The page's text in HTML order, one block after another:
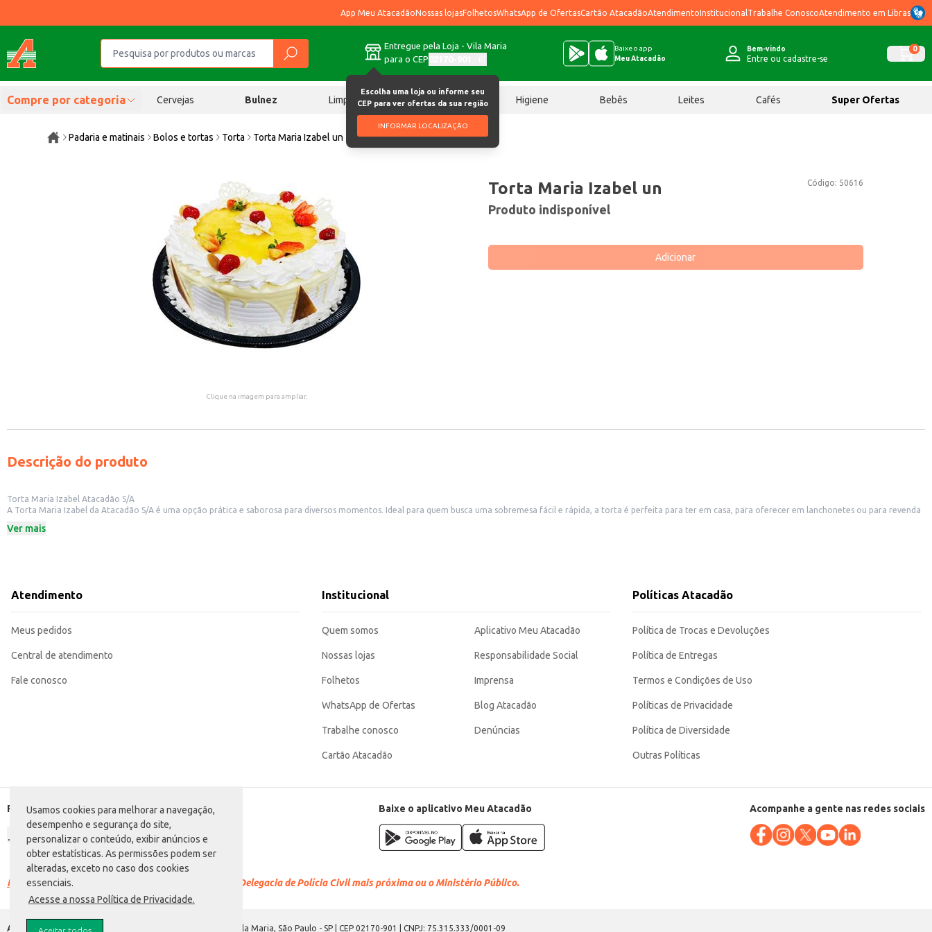
Usamos cookies para melhorar a navegação,
desempenho e segurança do site,
personalizar o conteúdo, exibir anúncios e
obter estatísticas. As permissões podem ser
alteradas, exceto no caso dos cookies
essenciais.
Acesse a nossa Política de Privacidade.
Aceitar todos
App Meu AtacadãoNossas lojasFolhetosWhatsApp de OfertasCartão AtacadãoAtendimentoInstitucional Trabalhe ConoscoAtendimento em Libras
Entregue pela Loja - Vila Maria
para o CEP
Escolha uma loja ou informe seu
CEP para ver ofertas da sua região
INFORMAR LOCALIZAÇÃO
Baixe o app
Meu Atacadão
Bem-vindo
Entre ou cadastre-se
0
Compre por categoria Cervejas Bulnez Limpeza Chocolates Higiene Bebês Leites Cafés Super Ofertas
Padaria e matinais Bolos e tortas Torta Torta Maria Izabel un
Clique na imagem para ampliar.
Código: 50616
Torta Maria Izabel un
Produto indisponível
Adicionar
Descrição do produto
Torta Maria Izabel Atacadão S/A
A Torta Maria Izabel da Atacadão S/A é uma opção prática e saborosa para diversos momentos. Ideal para quem busca uma sobremesa fácil e rápida, a torta é perfeita para ter em casa, para oferecer em lanchonetes ou para revenda
Dicas de Uso:
Ver mais
Atendimento
Meus pedidos
Central de atendimento
Fale conosco
Institucional
Quem somos
Nossas lojas
Folhetos
WhatsApp de Ofertas
Trabalhe conosco
Cartão Atacadão
Aplicativo Meu Atacadão
Responsabilidade Social
Imprensa
Blog Atacadão
Denúncias
Políticas Atacadão
Política de Trocas e Devoluções
Política de Entregas
Termos e Condições de Uso
Políticas de Privacidade
Política de Diversidade
Outras Políticas
Formas de pagamento Baixe o aplicativo Meu Atacadão Acompanhe a gente nas redes sociais
Racismo é crime. Denuncie. Disque 100 ou procure a Delegacia de Polícia Civil mais próxima ou o Ministério Público.
Atacadão S.A. Avenida Morvan Dias de Figueiredo, 6169, Vila Maria, São Paulo - SP | CEP 02170-901 | CNPJ: 75.315.333/0001-09